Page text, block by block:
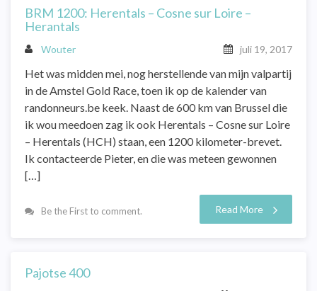
BRM 1200: Herentals – Cosne sur Loire –
Herantals
Wouter juli 19, 2017
Het was midden mei, nog herstellende van mijn valpartij
in de Amstel Gold Race, toen ik op de kalender van
randonneurs.be keek. Naast de 600 km van Brussel die
ik wou meedoen zag ik ook Herentals – Cosne sur Loire
– Herentals (HCH) staan, een 1200 kilometer-brevet.
Ik contacteerde Pieter, en die was meteen gewonnen
[…]
Be the First to comment. Read More
Pajotse 400